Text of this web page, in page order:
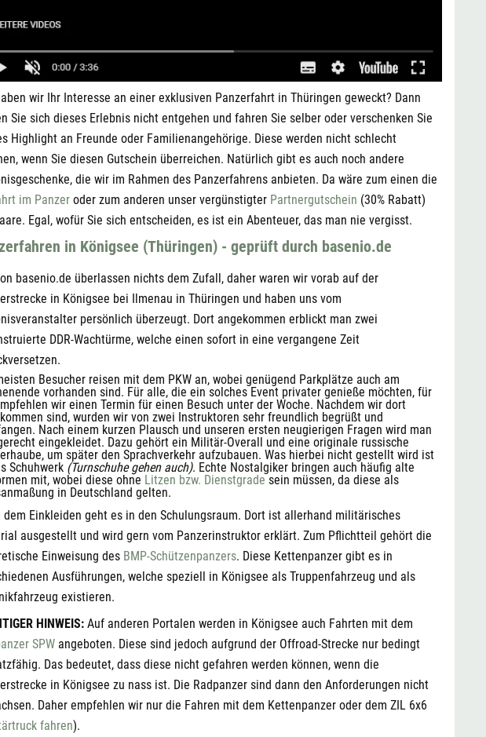
wir Ihr Interesse an einer exklusiven Panzerfahrt in Thüringen geweckt? Dann
Sie sich dieses Erlebnis nicht entgehen und fahren Sie selber oder verschenken Sie
Highlight an Freunde oder Familienangehörige. Diese werden nicht schlecht
wenn Sie diesen Gutschein überreichen. Natürlich gibt es auch noch andere
die wir im Rahmen des Panzerfahrens anbieten. Da wäre zum einen die
im Panzer oder zum anderen unser vergünstigter Partnergutschein (30% Rabatt)
Egal, wofür Sie sich entscheiden, es ist ein Abenteuer, das man nie vergisst.
in Königsee (Thüringen) - geprüft durch basenio.de
basenio.de überlassen nichts dem Zufall, daher waren wir vorab auf der
in Königsee bei Ilmenau in Thüringen und haben uns vom
persönlich überzeugt. Dort angekommen erblickt man zwei
DDR-Wachtürme, welche einen sofort in eine vergangene Zeit
Besucher reisen mit dem PKW an, wobei genügend Parkplätze auch am
vorhanden sind. Für alle, die ein solches Event privater genieße möchten, für
wir einen Termin für einen Besuch unter der Woche. Nachdem wir dort
sind, wurden wir von zwei Instruktoren sehr freundlich begrüßt und
Nach einem kurzen Plausch und unseren ersten neugierigen Fragen wird man
eingekleidet. Dazu gehört ein Militär-Overall und eine originale russische
um später den Sprachverkehr aufzubauen. Was hierbei nicht gestellt wird ist
Schuhwerk (Turnschuhe gehen auch). Echte Nostalgiker bringen auch häufig alte
mit, wobei diese ohne Litzen bzw. Dienstgrade sein müssen, da diese als
in Deutschland gelten.
dem Einkleiden geht es in den Schulungsraum. Dort ist allerhand militärisches
ausgestellt und wird gern vom Panzerinstruktor erklärt. Zum Pflichtteil gehört die
Einweisung des BMP-Schützenpanzers. Diese Kettenpanzer gibt es in
Ausführungen, welche speziell in Königsee als Truppenfahrzeug und als
existieren.
HINWEIS: Auf anderen Portalen werden in Königsee auch Fahrten mit dem
SPW angeboten. Diese sind jedoch aufgrund der Offroad-Strecke nur bedingt
Das bedeutet, dass diese nicht gefahren werden können, wenn die
in Königsee zu nass ist. Die Radpanzer sind dann den Anforderungen nicht
Daher empfehlen wir nur die Fahren mit dem Kettenpanzer oder dem ZIL 6x6
fahren).